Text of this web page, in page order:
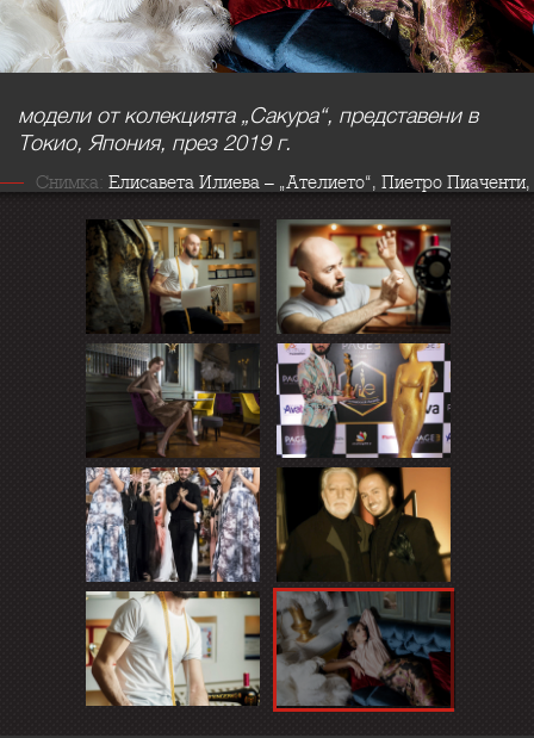
модели от колекцията „Сакура“, представени в
Токио, Япония, през 2019 г.
Снимка: Елисавета Илиева – „Ателието“, Пиетро